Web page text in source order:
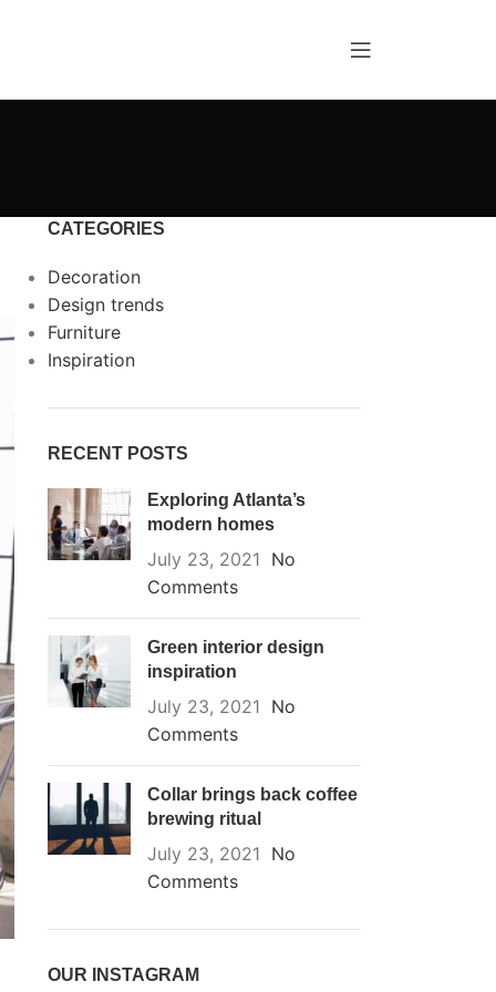
CATEGORIES
Decoration
Design trends
Furniture
Inspiration
RECENT POSTS
Exploring Atlanta’s
modern homes
July 23, 2021 No
Comments
Green interior design
inspiration
July 23, 2021 No
Comments
Collar brings back coffee
brewing ritual
July 23, 2021 No
Comments
OUR INSTAGRAM